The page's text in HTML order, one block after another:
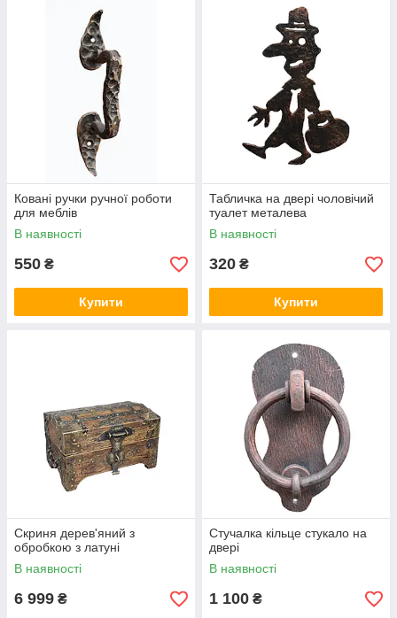
Ковані ручки ручної роботи
для меблів
В наявності
550 ₴
Купити
Табличка на двері чоловічий
туалет металева
В наявності
320 ₴
Купити
Скриня дерев'яний з
обробкою з латуні
В наявності
6 999 ₴
Стучалка кільце стукало на
двері
В наявності
1 100 ₴